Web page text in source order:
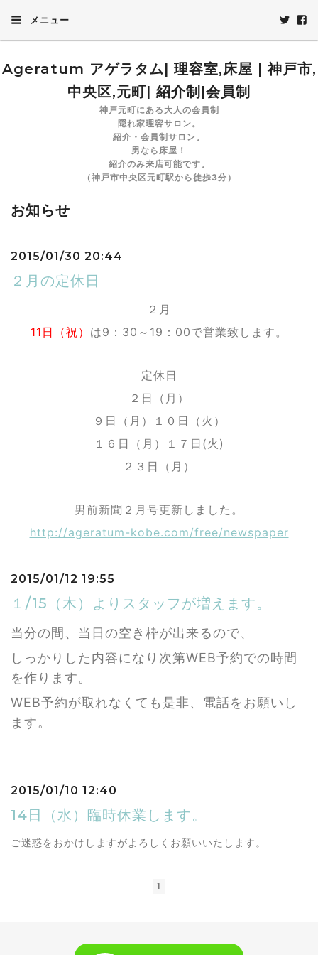
メニュー
Ageratum アゲラタム| 理容室,床屋 | 神戸市,
中央区,元町| 紹介制|会員制
神戸元町にある大人の会員制
隠れ家理容サロン。
紹介・会員制サロン。
男なら床屋！
紹介のみ来店可能です。
（神戸市中央区元町駅から徒歩3分）
お知らせ
2015/01/30 20:44
２月の定休日
２月
11日（祝） は9：30～19：00で営業致します。
定休日
２日（月）
９日（月）１０日（火）
１６日（月）１７日(火)
２３日（月）
男前新聞２月号更新しました。
http://ageratum-kobe.com/free/newspaper
2015/01/12 19:55
１/15（木）よりスタッフが増えます。
当分の間、当日の空き枠が出来るので、
しっかりした内容になり次第WEB予約での時間
を作ります。
WEB予約が取れなくても是非、電話をお願いし
ます。
2015/01/10 12:40
14日（水）臨時休業します。
ご迷惑をおかけしますがよろしくお願いいたします。
1